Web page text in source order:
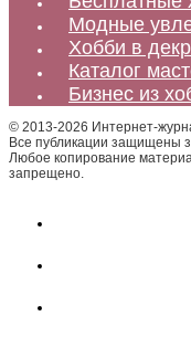
Модные
Хобби в
Каталог
Бизнес из
© 2013-2026 Интернет-
Все публикации защищены
Любое копирование
запрещено.